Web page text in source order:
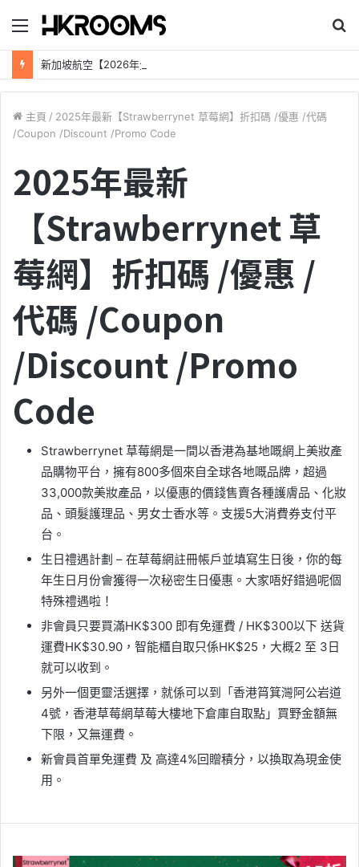
錄
尋
主頁 / 2025年最新【Strawberrynet 草莓網】折扣碼 /優惠 /代碼
/Coupon /Discount /Promo Code
2025年最新
【Strawberrynet 草
莓網】折扣碼 /優惠 /
代碼 /Coupon
/Discount /Promo
Code
Strawberrynet 草莓網是一間以香港為基地嘅網上美妝產
品購物平台，擁有800多個來自全球各地嘅品牌，超過
33,000款美妝產品，以優惠的價錢售賣各種護膚品、化妝
品、頭髮護理品、男女士香水等。支援5大消費券支付平
台。
生日禮遇計劃 – 在草莓網註冊帳戶並填寫生日後，你的每
年生日月份會獲得一次秘密生日優惠。大家唔好錯過呢個
特殊禮遇啦！
非會員只要買滿HK$300 即有免運費 / HK$300以下 送貨
運費HK$30.90，智能櫃自取只係HK$25，大概2 至 3日
就可以收到。
另外一個更靈活選擇，就係可以到「香港筲箕灣阿公岩道
4號，香港草莓網草莓大樓地下倉庫自取點」買野金額無
下限，又無運費。
新會員首單免運費 及 高達4%回贈積分，以換取為現金使
用。